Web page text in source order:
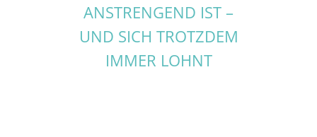
ANSTRENGEND IST –
UND SICH TROTZDEM
IMMER LOHNT